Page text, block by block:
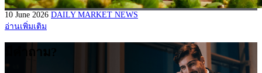
10 June 2026 DAILY MARKET NEWS
อ่านเพิ่มเติม
มีคำถาม?